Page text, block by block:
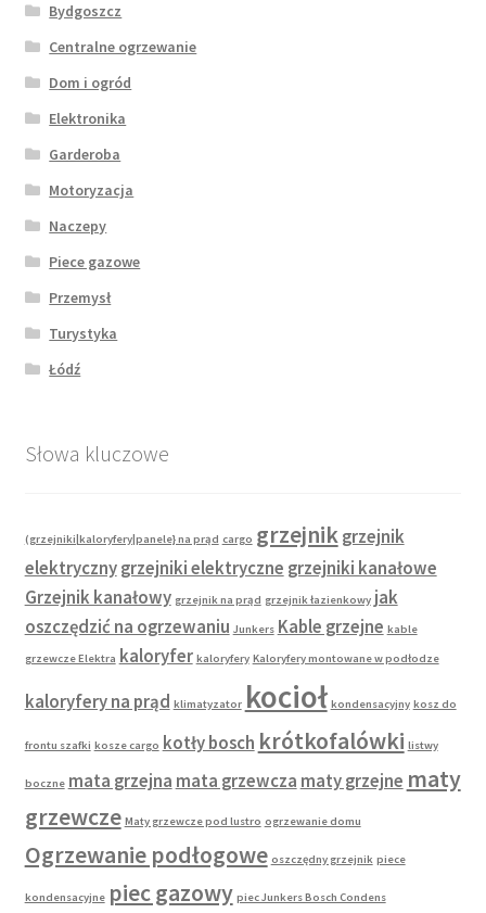
Bydgoszcz
Centralne ogrzewanie
Dom i ogród
Elektronika
Garderoba
Motoryzacja
Naczepy
Piece gazowe
Przemysł
Turystyka
Łódź
Słowa kluczowe
(grzejniki|kaloryfery|panele} na prąd cargo grzejnik grzejnik
elektryczny grzejniki elektryczne grzejniki kanałowe
Grzejnik kanałowy grzejnik na prąd grzejnik łazienkowy jak
oszczędzić na ogrzewaniu Junkers Kable grzejne kable
grzewcze Elektra kaloryfer kaloryfery Kaloryfery montowane w podłodze
kaloryfery na prąd klimatyzator kocioł kondensacyjny kosz do
frontu szafki kosze cargo kotły bosch krótkofalówki listwy
boczne mata grzejna mata grzewcza maty grzejne maty
grzewcze Maty grzewcze pod lustro ogrzewanie domu
Ogrzewanie podłogowe oszczędny grzejnik piece
kondensacyjne piec gazowy piec Junkers Bosch Condens